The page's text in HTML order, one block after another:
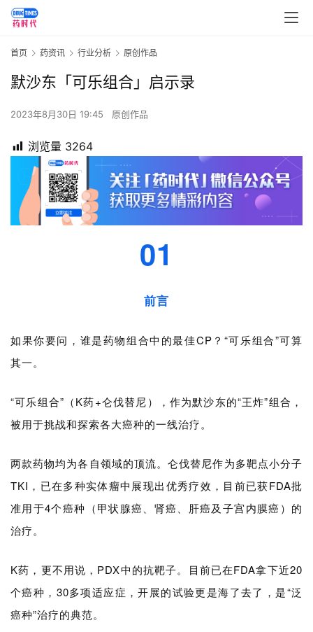
首页 药资讯 行业分析 原创作品
默沙东「可乐组合」启示录
2023年8月30日 19:45 原创作品
浏览量 3264
01
前言
如果你要问，谁是药物组合中的最佳CP？“可乐组合”可算
其一。
“可乐组合” （K药+仑伐替尼），作为默沙东的“王炸”组合，
被用于挑战和探索各大癌种的一线治疗。
两款药物均为各自领域的顶流。仑伐替尼作为多靶点小分子
TKI，已在多种实体瘤中展现出优秀疗效，目前已获FDA批
准用于4个癌种（甲状腺癌、肾癌、肝癌及子宫内膜癌）的
治疗。
K药，更不用说，PDX中的抗靶子。目前已在FDA拿下近20
个癌种，30多项适应症，开展的试验更是海了去了，是“泛
癌种”治疗的典范。